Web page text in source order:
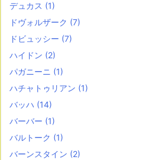
デュカス (1)
ドヴォルザーク (7)
ドビュッシー (7)
ハイドン (2)
パガニーニ (1)
ハチャトゥリアン (1)
バッハ (14)
バーバー (1)
バルトーク (1)
バーンスタイン (2)